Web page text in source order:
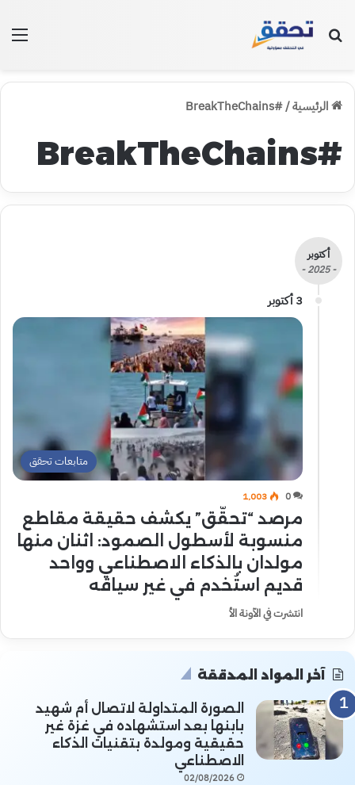
بحث عن
الرئيسية/
#BreakTheChains
#BreakTheChains
أكتوبر
- 2025 -
3 أكتوبر
متابعات تحقق
0 1٬003
مرصد “تحقّق” يكشف حقيقة مقاطع
منسوبة لأسطول الصمود: اثنان منها
مولدان بالذكاء الاصطناعي وواحد
قديم استُخدم في غير سياقه
انتشرت في الآونة الأ
آخر المواد المدققة
الصورة المتداولة لاتصال أم شهيد
بابنها بعد استشهاده في غزة غير
حقيقية ومولدة بتقنيات الذكاء
الاصطناعي
02/08/2026